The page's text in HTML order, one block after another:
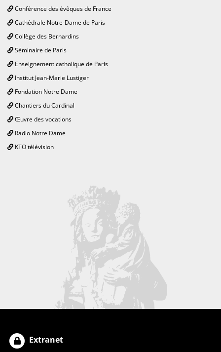
Conférence des évêques de France
Cathédrale Notre-Dame de Paris
Collège des Bernardins
Séminaire de Paris
Enseignement catholique de Paris
Institut Jean-Marie Lustiger
Fondation Notre Dame
Chantiers du Cardinal
Œuvre des vocations
Radio Notre Dame
KTO télévision
Extranet